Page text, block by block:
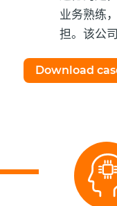
业务熟练
担。该公
Download